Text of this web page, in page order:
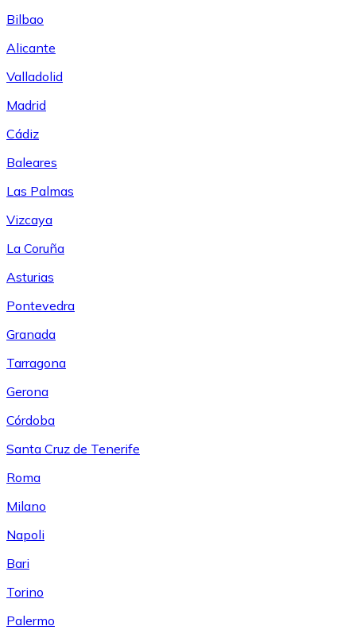
Bilbao
Alicante
Valladolid
Madrid
Cádiz
Baleares
Las Palmas
Vizcaya
La Coruña
Asturias
Pontevedra
Granada
Tarragona
Gerona
Córdoba
Santa Cruz de Tenerife
Roma
Milano
Napoli
Bari
Torino
Palermo